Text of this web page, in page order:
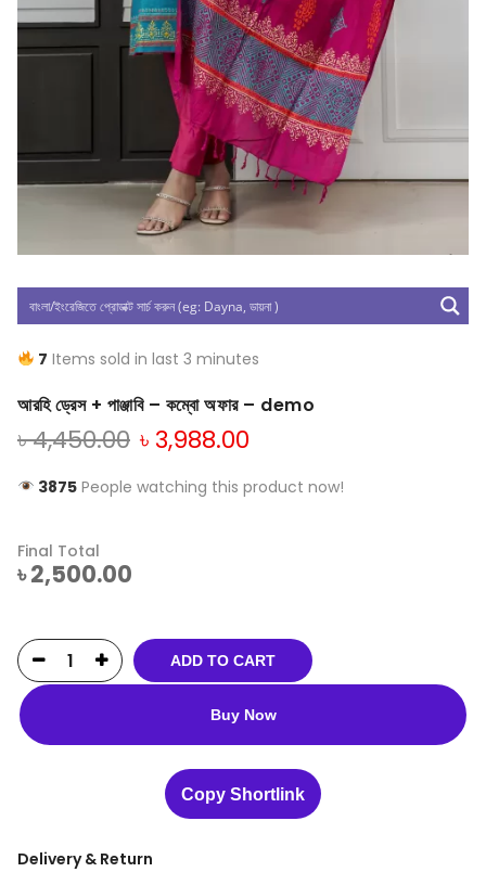
7 Items sold in last 3 minutes
আরহি ড্রেস + পাঞ্জাবি – কম্বো অফার – demo
৳4,450.00 ৳ 3,988.00
3875People watching this product now!
Final Total
৳2,500.00
ADD TO CART
Buy Now
Copy Shortlink
Delivery & Return